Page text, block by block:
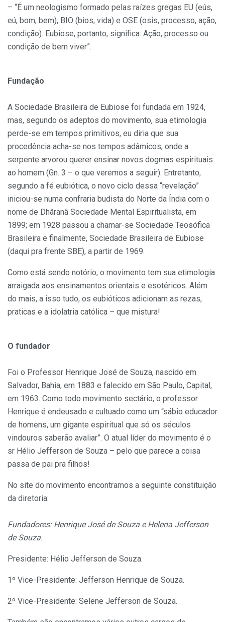
– “É um neologismo formado pelas raízes gregas EU (eús,
eú, bom, bem), BIO (bios, vida) e OSE (osis, processo, ação,
condição). Eubiose, portanto, significa: Ação, processo ou
condição de bem viver”.
Fundação
A Sociedade Brasileira de Eubiose foi fundada em 1924,
mas, segundo os adeptos do movimento, sua etimologia
perde-se em tempos primitivos, eu diria que sua
procedência acha-se nos tempos adâmicos, onde a
serpente arvorou querer ensinar novos dogmas espirituais
ao homem (Gn. 3 – o que veremos a seguir). Entretanto,
segundo a fé eubiótica, o novo ciclo dessa “revelação”
iniciou-se numa confraria budista do Norte da Índia com o
nome de Dhâranâ Sociedade Mental Espiritualista, em
1899; em 1928 passou a chamar-se Sociedade Teosófica
Brasileira e finalmente, Sociedade Brasileira de Eubiose
(daqui pra frente SBE), a partir de 1969.
Como está sendo notório, o movimento tem sua etimologia
arraigada aos ensinamentos orientais e esotéricos. Além
do mais, a isso tudo, os eubióticos adicionam as rezas,
praticas e a idolatria católica – que mistura!
O fundador
Foi o Professor Henrique José de Souza, nascido em
Salvador, Bahia, em 1883 e falecido em São Paulo, Capital,
em 1963. Como todo movimento sectário, o professor
Henrique é endeusado e cultuado como um “sábio educador
de homens, um gigante espiritual que só os séculos
vindouros saberão avaliar”. O atual líder do movimento é o
sr Hélio Jefferson de Souza – pelo que parece a coisa
passa de pai pra filhos!
No site do movimento encontramos a seguinte constituição
da diretoria:
Fundadores: Henrique José de Souza e Helena Jefferson
de Souza.
Presidente: Hélio Jefferson de Souza.
1º Vice-Presidente: Jefferson Henrique de Souza.
2º Vice-Presidente: Selene Jefferson de Souza.